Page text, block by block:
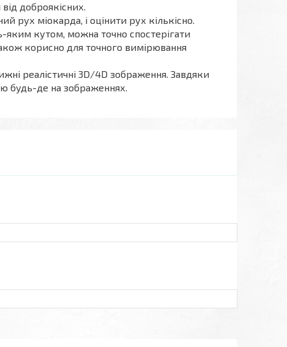
доброякісних.
рух міокарда, і оцінити рух кількісно.
яким кутом, можна точно спостерігати
корисно для точного вимірювання
реалістичні 3D/4D зображення. Завдяки
будь-де на зображеннях.